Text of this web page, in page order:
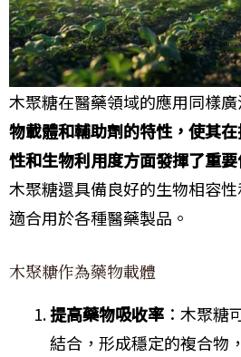
木聚糖在醫藥領域的應用同樣廣
物載體和輔助劑的特性，使其
性和生物利用度方面發揮了重
木聚糖還具備良好的生物相容性
適合用於各種醫藥製品。
木聚糖作為藥物載體
提高藥物吸收率 ：木聚糖
結合，形成穩定的複合物